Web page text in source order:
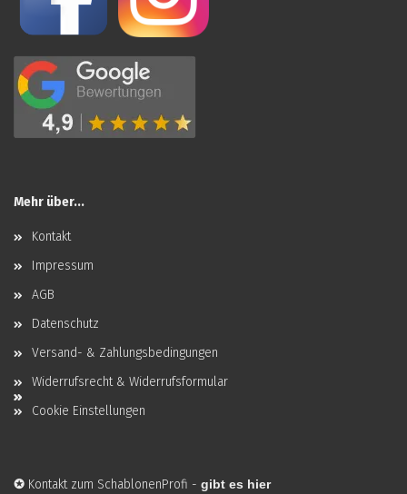
Mehr über...
Kontakt
Impressum
AGB
Datenschutz
Versand- & Zahlungsbedingungen
Widerrufsrecht & Widerrufsformular
Cookie Einstellungen
✪ Kontakt zum SchablonenProfi - gibt es hier